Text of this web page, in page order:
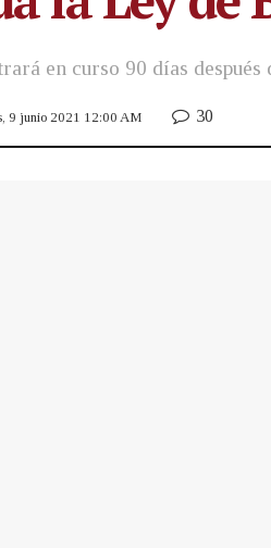
en curso 90 días
9 junio 2021 12:00 AM 30